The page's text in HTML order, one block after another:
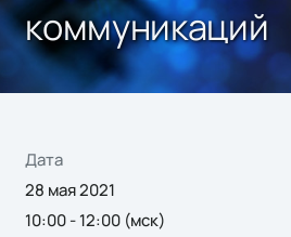
коммуникаций
Дата
28 мая 2021
10:00 - 12:00 (мск)